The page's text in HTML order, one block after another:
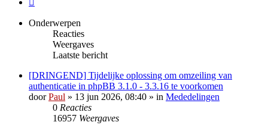
Onderwerpen
Reacties
Weergaves
Laatste bericht
[DRINGEND] Tijdelijke oplossing om omzeiling van
authenticatie in phpBB 3.1.0 - 3.3.16 te voorkomen
doorPaul » 13 jun 2026, 08:40 » in Mededelingen
0 Reacties
16957 Weergaves